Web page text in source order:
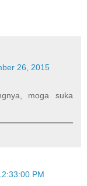
26, 2015
moga suka
PM